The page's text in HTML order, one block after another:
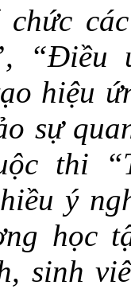
chức
“Điều
hiệu
sự
thi
ý
học
sinh